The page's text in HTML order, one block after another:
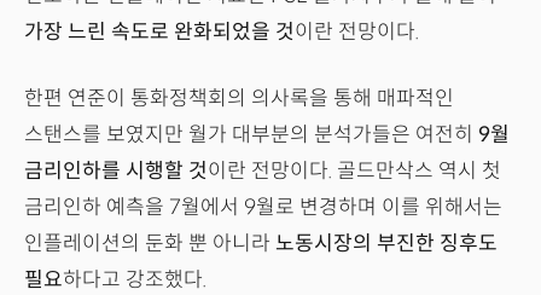
가장 느린 속도로 완화되었을 것이란 전망이다.
한편 연준이 통화정책회의 의사록을 통해 매파적인
스탠스를 보였지만 월가 대부분의 분석가들은 여전히 9월
금리인하를 시행할 것이란 전망이다. 골드만삭스 역시 첫
금리인하 예측을 7월에서 9월로 변경하며 이를 위해서는
인플레이션의 둔화 뿐 아니라 노동시장의 부진한 징후도
필요하다고 강조했다.